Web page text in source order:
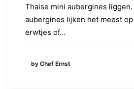
Thaise mini aubergines
aubergines lijken het meest
erwtjes of…
by Chef Ernst